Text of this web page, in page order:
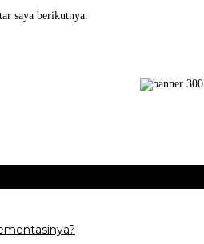
saya berikutnya.